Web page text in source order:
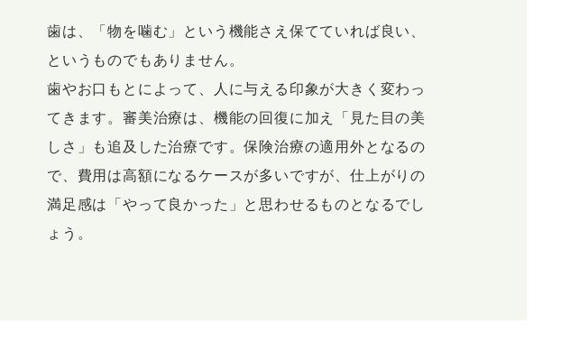
歯は、「物を噛む」という機能さえ保てていれば良い、
というものでもありません。
歯やお口もとによって、人に与える印象が大きく変わっ
てきます。審美治療は、機能の回復に加え「見た目の美
しさ」も追及した治療です。保険治療の適用外となるの
で、費用は高額になるケースが多いですが、仕上がりの
満足感は「やって良かった」と思わせるものとなるでし
ょう。